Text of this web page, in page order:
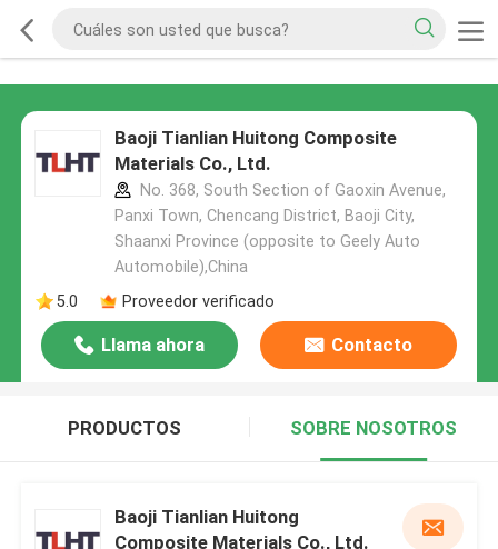
Baoji Tianlian Huitong Composite
Materials Co., Ltd.
No. 368, South Section of Gaoxin Avenue,
Panxi Town, Chencang District, Baoji City,
Shaanxi Province (opposite to Geely Auto
Automobile),China
5.0
Proveedor verificado
Llama ahora Contacto
PRODUCTOS SOBRE NOSOTROS
Baoji Tianlian Huitong
Composite Materials Co., Ltd.